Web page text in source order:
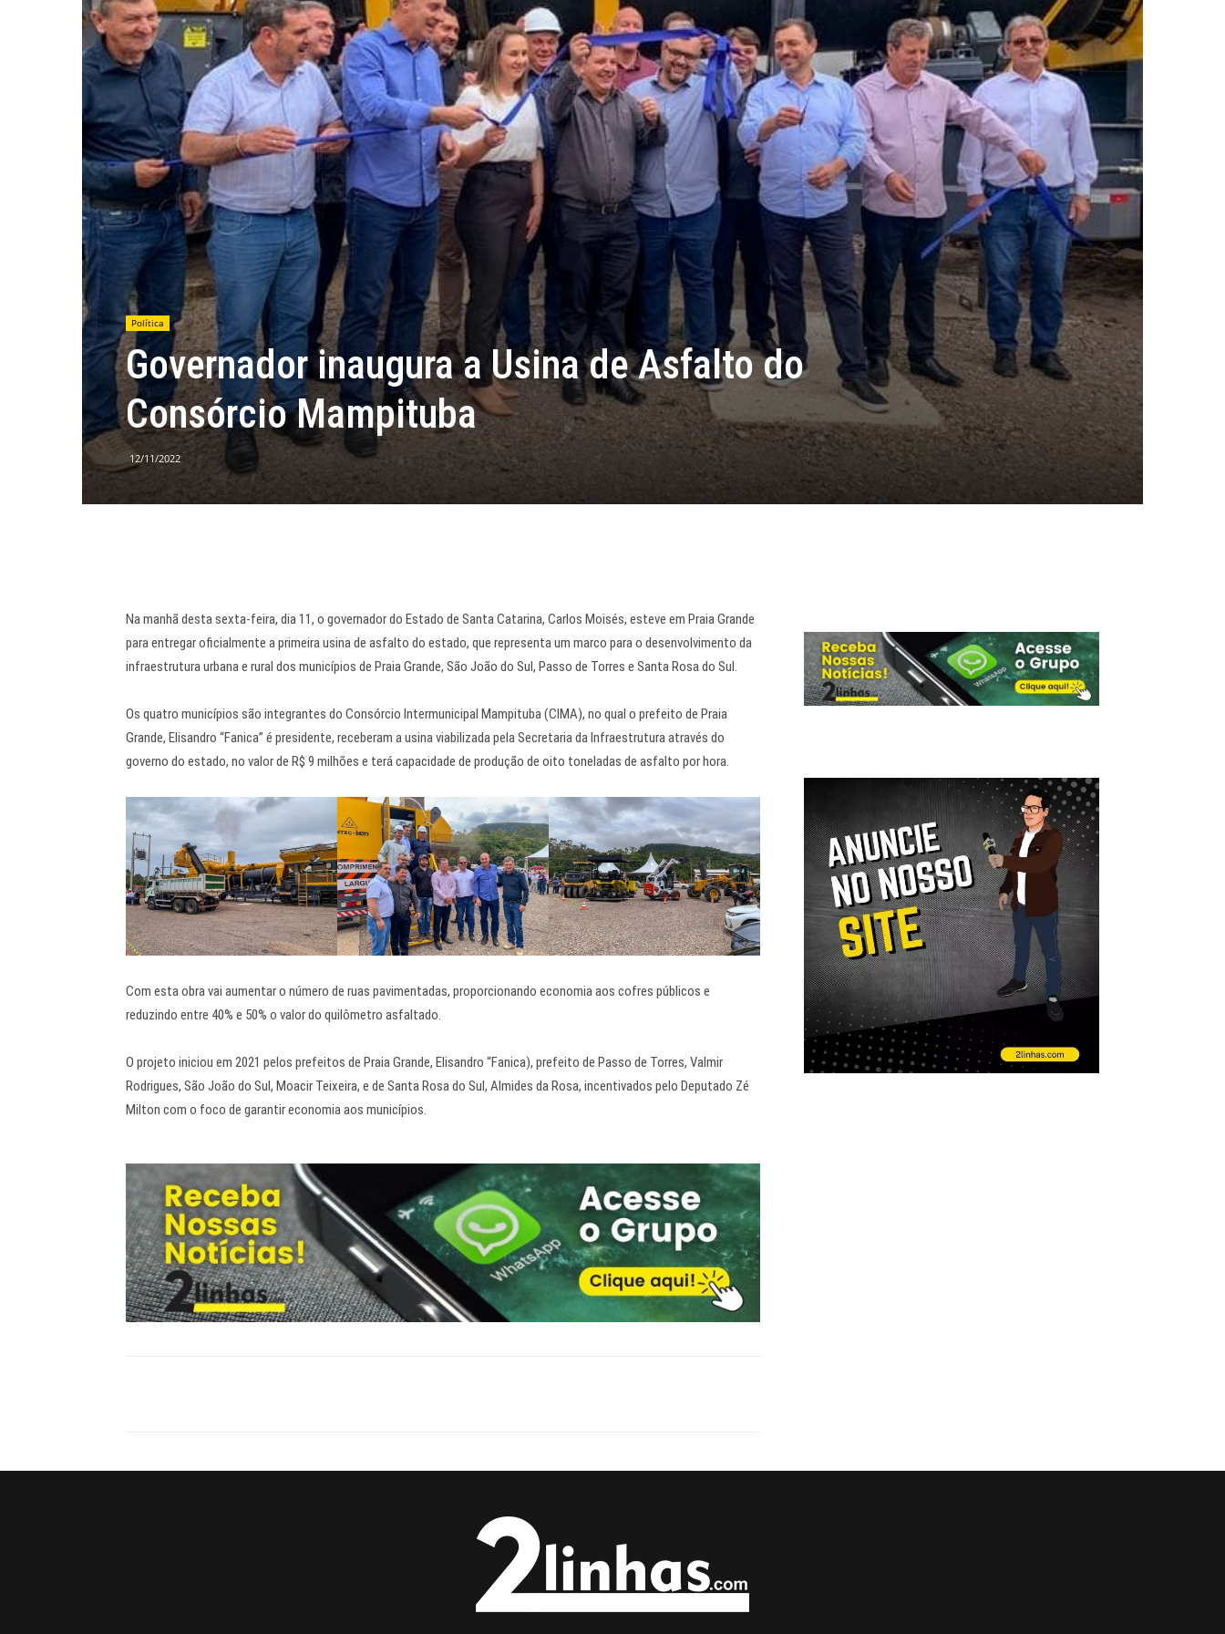
Política
Governador inaugura a Usina de Asfalto do
Consórcio Mampituba
12/11/2022
Na manhã desta sexta-feira, dia 11, o governador do Estado de Santa Catarina, Carlos Moisés, esteve em Praia Grande
para entregar oficialmente a primeira usina de asfalto do estado, que representa um marco para o desenvolvimento da
infraestrutura urbana e rural dos municípios de Praia Grande, São João do Sul, Passo de Torres e Santa Rosa do Sul.
Os quatro municípios são integrantes do Consórcio Intermunicipal Mampituba (CIMA), no qual o prefeito de Praia
Grande, Elisandro “Fanica” é presidente, receberam a usina viabilizada pela Secretaria da Infraestrutura através do
governo do estado, no valor de R$ 9 milhões e terá capacidade de produção de oito toneladas de asfalto por hora.
Com esta obra vai aumentar o número de ruas pavimentadas, proporcionando economia aos cofres públicos e
reduzindo entre 40% e 50% o valor do quilômetro asfaltado.
O projeto iniciou em 2021 pelos prefeitos de Praia Grande, Elisandro “Fanica), prefeito de Passo de Torres, Valmir
Rodrigues, São João do Sul, Moacir Teixeira, e de Santa Rosa do Sul, Almides da Rosa, incentivados pelo Deputado Zé
Milton com o foco de garantir economia aos municípios.